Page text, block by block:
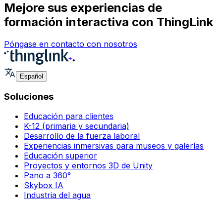
Mejore sus experiencias de
formación interactiva con ThingLink
Póngase en contacto con nosotros
Español
Soluciones
Educación para clientes
K-12 (primaria y secundaria)
Desarrollo de la fuerza laboral
Experiencias inmersivas para museos y galerías
Educación superior
Proyectos y entornos 3D de Unity
Pano a 360°
Skybox IA
Industria del agua